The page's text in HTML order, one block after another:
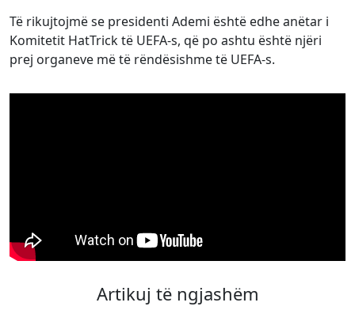
Të rikujtojmë se presidenti Ademi është edhe anëtar i
Komitetit HatTrick të UEFA-s, që po ashtu është njëri
prej organeve më të rëndësishme të UEFA-s.
Artikuj të ngjashëm